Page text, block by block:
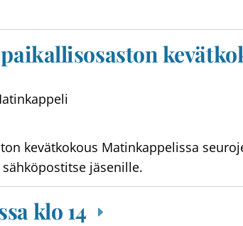
kevätkokous Matinkappelissa
jäsenille.
klo 14